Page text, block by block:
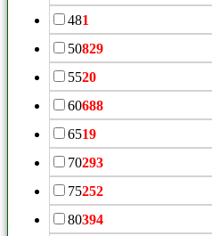
481
50829
5520
60688
6519
70293
75252
80394